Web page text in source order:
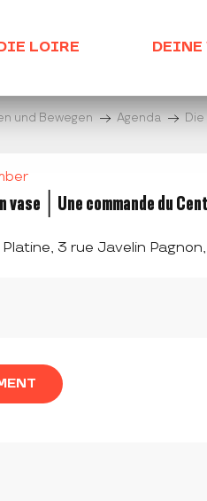
LOIRE DEINE
und Bewegen Agenda Die
vase │Une commande du
Platine, 3 rue Javelin